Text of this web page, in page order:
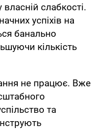
слабкості.
успіхів на
банально
кількість
не працює. Вже
та